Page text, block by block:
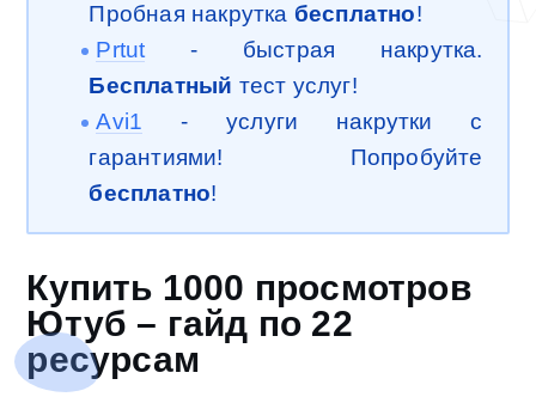
Пробная накрутка бесплатно!
Prtut - быстрая накрутка.
Бесплатный тест услуг!
Avi1 - услуги накрутки с
гарантиями! Попробуйте
бесплатно!
Купить 1000 просмотров
Ютуб – гайд по 22
ресурсам